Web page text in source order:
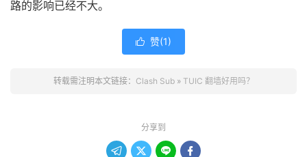
路的影响已经不大。
 赞(1)
转载需注明本文链接： Clash Sub» TUIC 翻墙好用吗？
分享到
   